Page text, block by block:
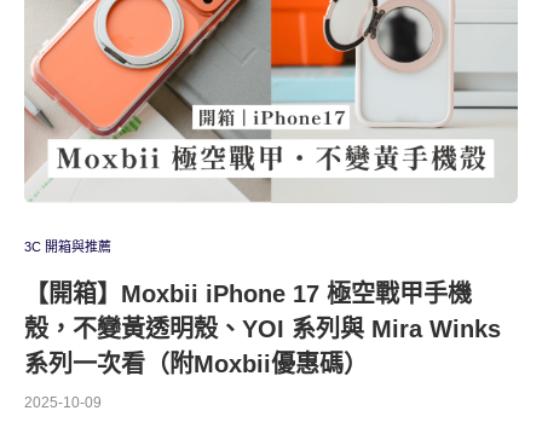
3C 開箱與推薦
【開箱】Moxbii iPhone 17 極空戰甲手機
殼，不變黃透明殼、YOI 系列與 Mira Winks
系列一次看（附Moxbii優惠碼）
2025-10-09